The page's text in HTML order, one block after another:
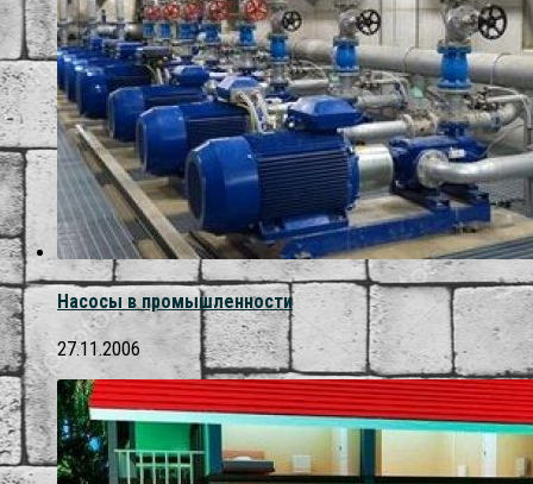
Насосы в промышленности
27.11.2006